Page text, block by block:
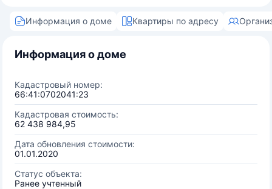
Информация о доме Квартиры по адресу
Информация о доме
Кадастровый номер:
66:41:0702041:23
Кадастровая стоимость:
62 438 984,95
Дата обновления стоимости:
01.01.2020
Статус объекта:
Ранее учтенный